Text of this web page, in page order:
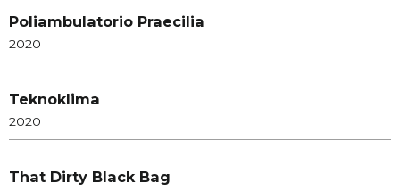
Poliambulatorio Praecilia
2020
Teknoklima
2020
That Dirty Black Bag